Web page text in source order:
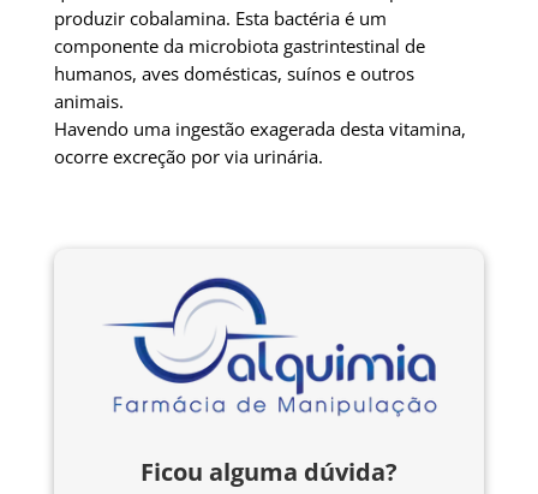
produzir cobalamina. Esta bactéria é um
componente da microbiota gastrintestinal de
humanos, aves domésticas, suínos e outros
animais.
Havendo uma ingestão exagerada desta vitamina,
ocorre excreção por via urinária.
Ficou alguma dúvida?